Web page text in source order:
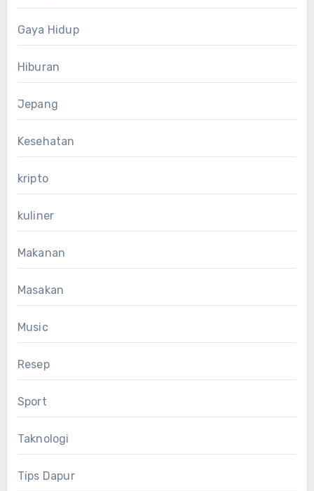
Gaya Hidup
Hiburan
Jepang
Kesehatan
kripto
kuliner
Makanan
Masakan
Music
Resep
Sport
Taknologi
Tips Dapur